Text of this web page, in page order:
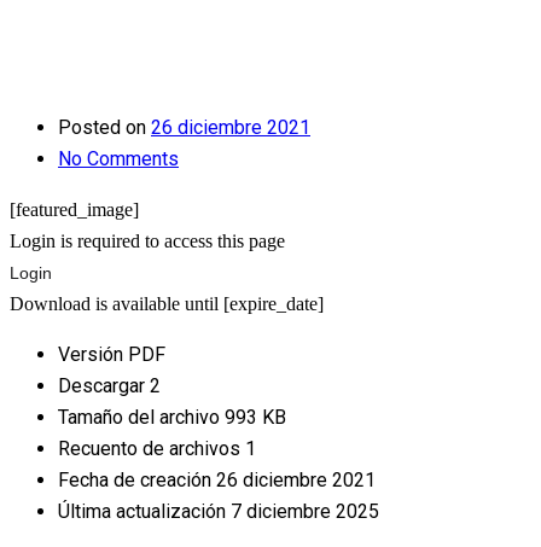
Posted on 26 diciembre 2021
No Comments
[featured_image]
Login is required to access this page
Login
Download is available until [expire_date]
Versión PDF
Descargar 2
Tamaño del archivo 993 KB
Recuento de archivos 1
Fecha de creación 26 diciembre 2021
Última actualización 7 diciembre 2025